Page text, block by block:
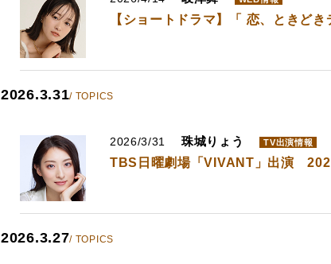
【ショートドラマ】「 恋、ときど
2026.3.31/ TOPICS
2026/3/31 珠城りょう TV出演情報
TBS日曜劇場「VIVANT」出演
2026.3.27/ TOPICS